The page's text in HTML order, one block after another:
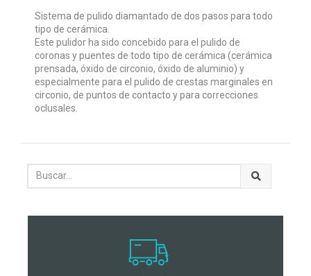
​Sistema de pulido diamantado de dos pasos para todo
tipo de cerámica.
​​Este pulidor ha sido concebido para el pulido de
coronas y puentes de todo tipo de cerámica (cerámica
prensada, óxido de circonio, óxido de aluminio) y
especialmente para el pulido de crestas marginales en
circonio, de puntos de contacto y para correcciones
oclusales.